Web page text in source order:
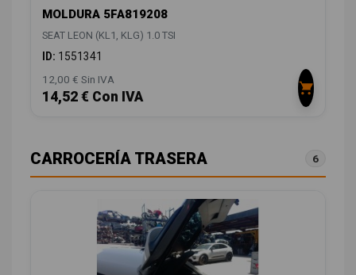
MOLDURA 5FA819208
SEAT LEON (KL1, KLG) 1.0 TSI
ID: 1551341
12,00 € Sin IVA
14,52 € Con IVA
CARROCERÍA TRASERA 6